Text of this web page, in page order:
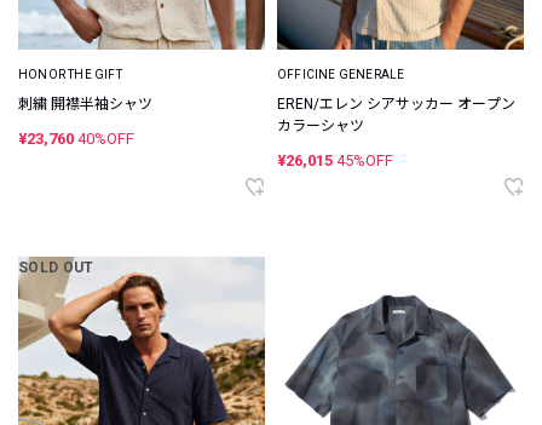
HONOR THE GIFT
刺繍 開襟半袖シャツ
¥23,760 40%OFF
OFFICINE GENERALE
EREN/エレン シアサッカー オープン
カラーシャツ
¥26,015 45%OFF
SOLD OUT